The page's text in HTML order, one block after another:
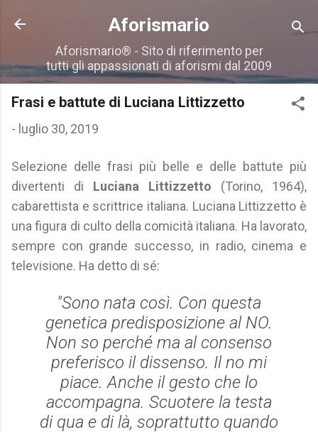
Passa ai contenuti principali
Aforismario
Aforismario® - Sito di riferimento per
tutti gli appassionati di aforismi dal 2009
Frasi e battute di Luciana Littizzetto
- luglio 30, 2019
Selezione delle frasi più belle e delle battute più
divertenti di Luciana Littizzetto (Torino, 1964),
cabarettista e scrittrice italiana. Luciana Littizzetto è
una figura di culto della comicità italiana. Ha lavorato,
sempre con grande successo, in radio, cinema e
televisione. Ha detto di sé:
"Sono nata così. Con questa
genetica predisposizione al NO.
Non so perché ma al consenso
preferisco il dissenso. Il no mi
piace. Anche il gesto che lo
accompagna. Scuotere la testa
di qua e di là, soprattutto quando